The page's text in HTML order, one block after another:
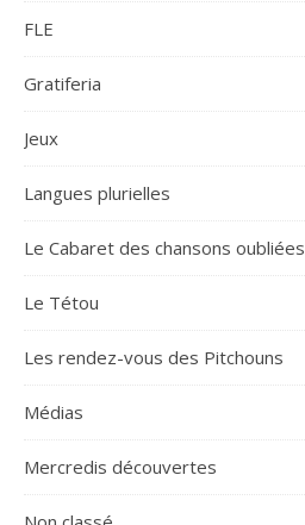
FLE
Gratiferia
Jeux
Langues plurielles
Le Cabaret des chansons oubliées
Le Tétou
Les rendez-vous des Pitchouns
Médias
Mercredis découvertes